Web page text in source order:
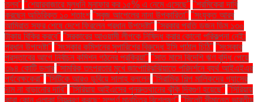
তলব" "শেয়ারবাজারে মূলধনি মুনাফার কর ১৫% এ নেমে এসেছে" "শ্রমিকেরা দাবি
করছেন অতিরিক্ত ১০ শতাংশ "সবুজ আপেলের নানা উপকারিতা" "সংযুক্ত আরব
আমিরাত সফর শেষে দেশে ফিরলেন প্রধান উপদেষ্টা" "সরকার প্রতি ডজন ডিম ১৩০
টাকায় বিক্রি করবে" "সরকারের আওয়ামী লীগকে নিষিদ্ধ করার কোনো পরিকল্পনা নেই:
প্রধান উপদেষ্টা" "সংস্কার কমিশনের সুপারিশের বিরুদ্ধে ইসি পাঠাল চিঠি" "সংস্কার
প্রস্তাবের আগে নির্বাচন কমিশন গঠনের প্রক্রিয়া" "সাত মাসে বিদেশি ঋণ বৃদ্ধি পেয়ে
৩৯৪ কোটি ডলার "সামরিক তৎপরতার মুখে জাপোরিঝঝিয়াতে পরিদর্শনে ব্যর্থ আইএইএর
পর্যবেক্ষকেরা" "সিটিকে আরও ডুবিয়ে সালাহ বললেন "সিরামিক শিল্প মালিকদের গ্যাসের
দাম না বাড়ানোর দাবি" "সিরিয়ায় আইএসের পুনরুত্থানের ঝুঁকি দ্বিগুণ হয়েছে" "সিরিয়ায়
কারা কোন এলাকা নিয়ন্ত্রণ করছে: সম্পূর্ণ মানচিত্র বিশ্লেষণ" "সিলেট সীমান্তে ভারতীয়